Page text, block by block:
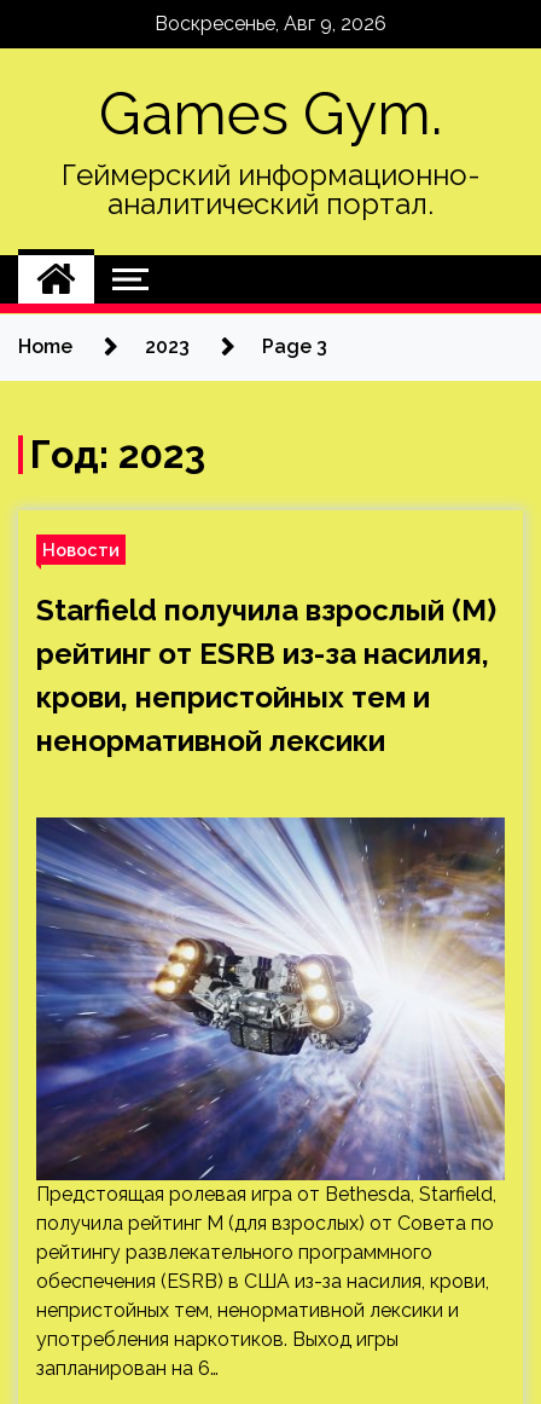
Воскресенье, Авг 9, 2026
Games Gym.
Геймерский информационно-
аналитический портал.
Home 2023 Page 3
Год: 2023
Новости
Starfield получила взрослый (M)
рейтинг от ESRB из-за насилия,
крови, непристойных тем и
ненормативной лексики
Предстоящая ролевая игра от Bethesda, Starfield,
получила рейтинг M (для взрослых) от Совета по
рейтингу развлекательного программного
обеспечения (ESRB) в США из-за насилия, крови,
непристойных тем, ненормативной лексики и
употребления наркотиков. Выход игры
запланирован на 6…